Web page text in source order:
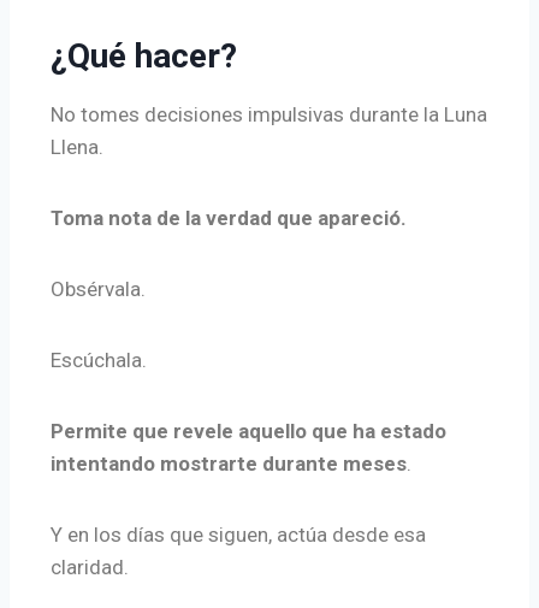
¿Qué hacer?
No tomes decisiones impulsivas durante la Luna
Llena.
Toma nota de la verdad que apareció.
Obsérvala.
Escúchala.
Permite que revele aquello que ha estado
intentando mostrarte durante meses.
Y en los días que siguen, actúa desde esa
claridad.